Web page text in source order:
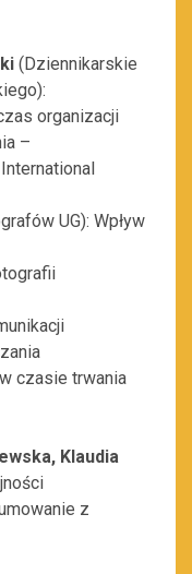
(Dziennikarskie
organizacji
–
UG): Wpływ
czasie trwania
Klaudia
z